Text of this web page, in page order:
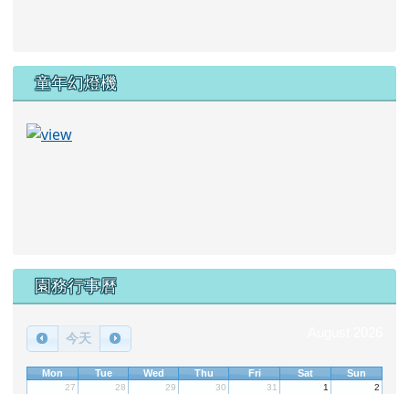
童年幻燈機
園務行事曆
今天
Mon Tue Wed Thu Fri Sat Sun
27 28 29 30 31 1 2